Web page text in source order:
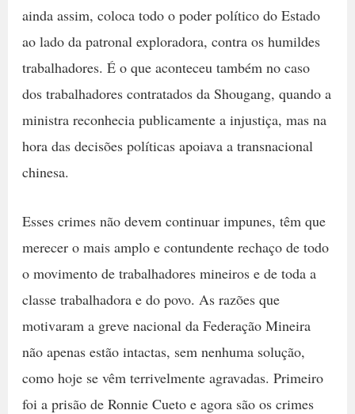
ainda assim, coloca todo o poder político do Estado
ao lado da patronal exploradora, contra os humildes
trabalhadores. É o que aconteceu também no caso
dos trabalhadores contratados da Shougang, quando a
ministra reconhecia publicamente a injustiça, mas na
hora das decisões políticas apoiava a transnacional
chinesa.
Esses crimes não devem continuar impunes, têm que
merecer o mais amplo e contundente rechaço de todo
o movimento de trabalhadores mineiros e de toda a
classe trabalhadora e do povo. As razões que
motivaram a greve nacional da Federação Mineira
não apenas estão intactas, sem nenhuma solução,
como hoje se vêm terrivelmente agravadas. Primeiro
foi a prisão de Ronnie Cueto e agora são os crimes